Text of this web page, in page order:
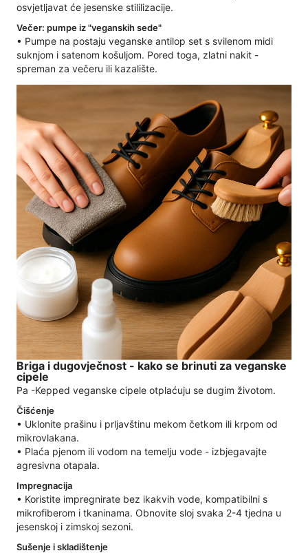
osvjetljavat će jesenske stililizacije.
Večer: pumpe iz "veganskih sede"
• Pumpe na postaju veganske antilop set s svilenom midi
suknjom i satenom košuljom. Pored toga, zlatni nakit -
spreman za večeru ili kazalište.
Briga i dugovječnost - kako se brinuti za veganske
cipele
Pa -Kepped veganske cipele otplaćuju se dugim životom.
Čišćenje
• Uklonite prašinu i prljavštinu mekom četkom ili krpom od
mikrovlakana.
• Plaća pjenom ili vodom na temelju vode - izbjegavajte
agresivna otapala.
Impregnacija
• Koristite impregnirate bez ikakvih vode, kompatibilni s
mikrofiberom i tkaninama. Obnovite sloj svaka 2-4 tjedna u
jesenskoj i zimskoj sezoni.
Sušenje i skladištenje